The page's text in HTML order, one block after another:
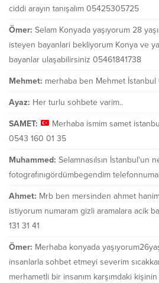
ciddi arayın tanışalım 05425305725
Ömer: Selam Konyada yaşıyorum 28
isteyen bayanlari bekliyorum Konya ve
bayanlar ulaşabilirsiniz 05461841738
Mehmet: merhaba ben Mehmet İstanbul
Ayaz: Her turlu sohbete varim..
SAMET:
Merhaba ismim samet
0543 160 01 35
Muhammed: Selamnasılsın İstanbul'un
fotografınıgördümbegendim
Ahmet: Mrb ben mersinden ahmet
istiyorum numaram gizli aramalara acik
131 31 41
Ömer: Merhaba konyada
insanlarla sohbet etmeyi severim
merhametli bir insanım karşımdaki